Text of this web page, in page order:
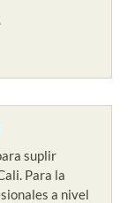
suplir
Para la
a nivel